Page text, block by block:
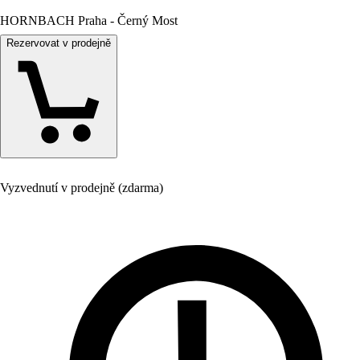
HORNBACH Praha - Černý Most
Rezervovat v prodejně
Vyzvednutí v prodejně (zdarma)